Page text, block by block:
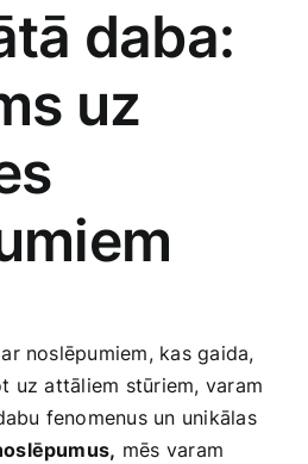
daba:
uz
‍noslēpumiem, kas ‌gaida,⁢
uz attāliem stūriem, varam
fenomenus un unikālas
mēs ⁣varam